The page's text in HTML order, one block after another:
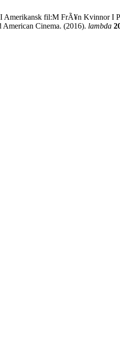
Amerikansk fil:M FrÃ¥n Kvinnor I
American Cinema. (2016). lambda